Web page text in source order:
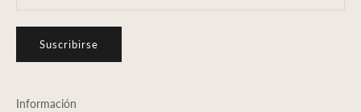
Suscribirse
Información